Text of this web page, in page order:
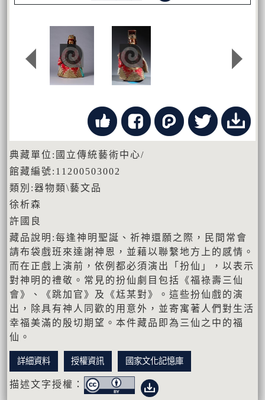
典藏單位:國立傳統藝術中心/
館藏編號:11200503002
類別:器物類\藝文品
徐析森
許國良
藏品說明:每逢神明聖誕、祈神還願之際，民間常會
請布袋戲班來達謝神恩，並藉以聯繫地方上的感情。
而在正戲上演前，依例都必須演出「扮仙」，以表示
對神明的禮敬。常見的扮仙劇目包括《福祿壽三仙
會》、《跳加官》及《尪某對》。這些扮仙戲的演
出，除具有神人同歡的用意外，並寄寓著人們對生活
幸福美滿的殷切期望。本件藏品即為三仙之中的福
仙。
詳細資料 授權資訊 國家文化記憶庫
描述文字授權：